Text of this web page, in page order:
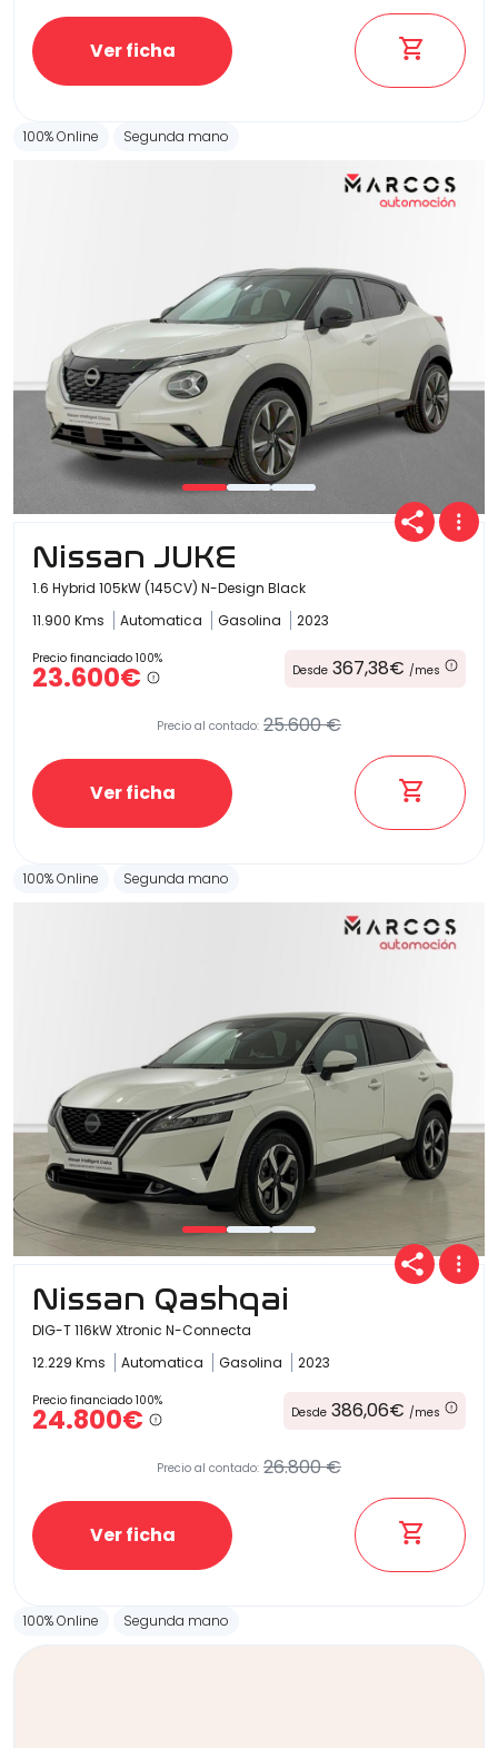
Ver ficha
100% Online Segunda mano
Nissan JUKE
1.6 Hybrid 105kW (145CV) N-Design Black
11.900 Kms
Automatica Gasolina 2023
Precio financiado 100%
23.600€ Desde 367,38€ /mes
Precio al contado: 25.600 €
Ver ficha
100% Online Segunda mano
Nissan Qashqai
DIG-T 116kW Xtronic N-Connecta
12.229 Kms
Automatica Gasolina 2023
Precio financiado 100%
24.800€ Desde 386,06€ /mes
Precio al contado: 26.800 €
Ver ficha
100% Online Segunda mano